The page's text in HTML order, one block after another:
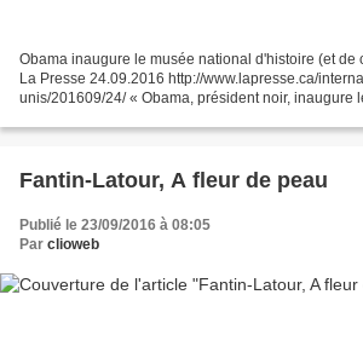
Obama inaugure le musée national d'histoire (et de
La Presse 24.09.2016 http://www.lapresse.ca/
unis/201609/24/ « Obama, président noir, inaugure
Fantin-Latour, A fleur de peau
Publié le 23/09/2016 à 08:05
Par clioweb